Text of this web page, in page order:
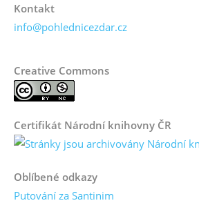
Kontakt
info@pohlednicezdar.cz
Creative Commons
Certifikát Národní knihovny ČR
Oblíbené odkazy
Putování za Santinim